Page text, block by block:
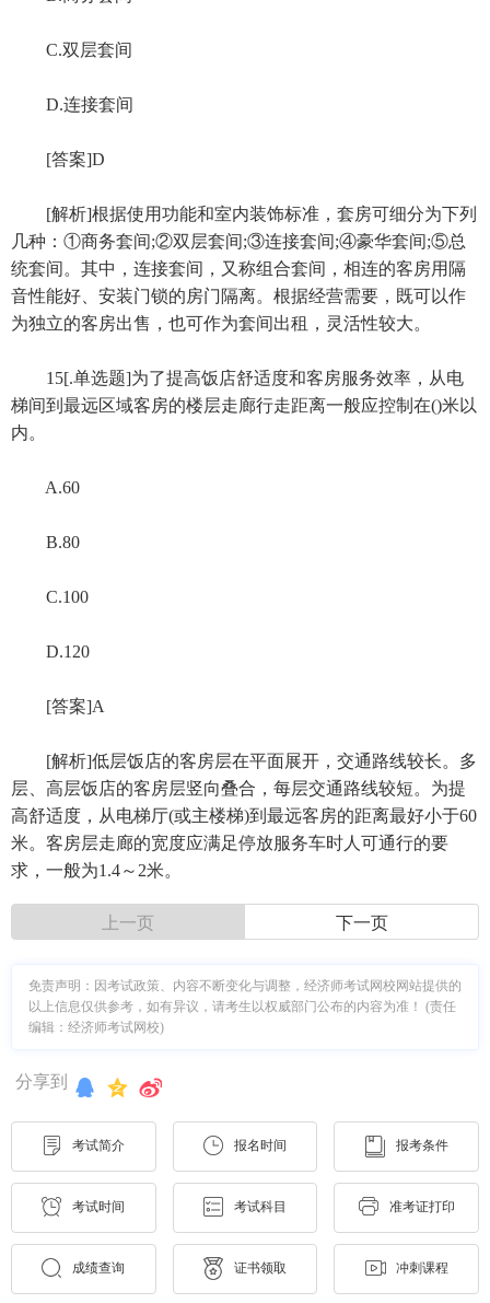
C.双层套间
D.连接套间
[答案]D
[解析]根据使用功能和室内装饰标准，套房可细分为下列
几种：①商务套间;②双层套间;③连接套间;④豪华套间;⑤总
统套间。其中，连接套间，又称组合套间，相连的客房用隔
音性能好、安装门锁的房门隔离。根据经营需要，既可以作
为独立的客房出售，也可作为套间出租，灵活性较大。
15[.单选题]为了提高饭店舒适度和客房服务效率，从电
梯间到最远区域客房的楼层走廊行走距离一般应控制在()米以
内。
A.60
B.80
C.100
D.120
[答案]A
[解析]低层饭店的客房层在平面展开，交通路线较长。多
层、高层饭店的客房层竖向叠合，每层交通路线较短。为提
高舒适度，从电梯厅(或主楼梯)到最远客房的距离最好小于60
米。客房层走廊的宽度应满足停放服务车时人可通行的要
求，一般为1.4～2米。
上一页 下一页
免责声明：因考试政策、内容不断变化与调整，经济师考试网校网站提供的
以上信息仅供参考，如有异议，请考生以权威部门公布的内容为准！ (责任
编辑：经济师考试网校)
分享到
考试简介 报名时间 报考条件
考试时间 考试科目 准考证打印
成绩查询 证书领取 冲刺课程